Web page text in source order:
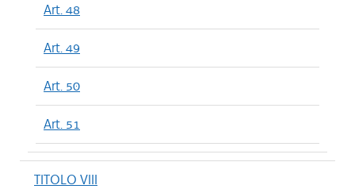
Art. 48
Art. 49
Art. 50
Art. 51
TITOLO VIII